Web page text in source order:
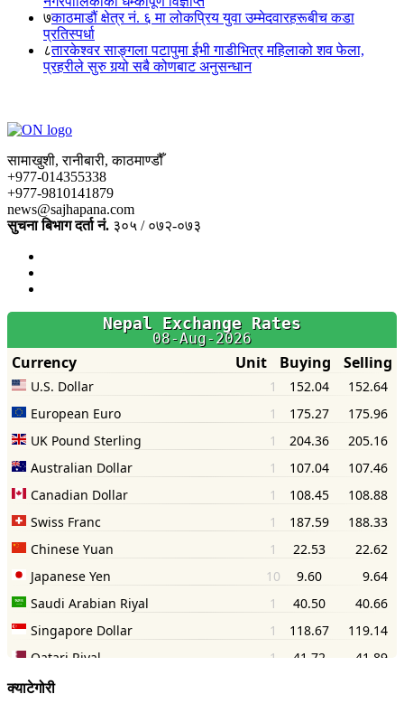
७काठमाडौं क्षेत्र नं. ६ मा लोकप्रिय युवा उम्मेदवारहरूबीच कडा
प्रतिस्पर्धा
८तारकेश्वर साङ्गला पटापुमा ईभी गाडीभित्र महिलाको शव फेला,
प्रहरीले सुरु गर्‍यो सबै कोणबाट अनुसन्धान
सामाखुशी, रानीबारी, काठमाण्डौँ
+977-014355338
+977-9810141879
news@sajhapana.com
सुचना बिभाग दर्ता नं. ३०५ / ०७२-०७३
क्याटेगोरी